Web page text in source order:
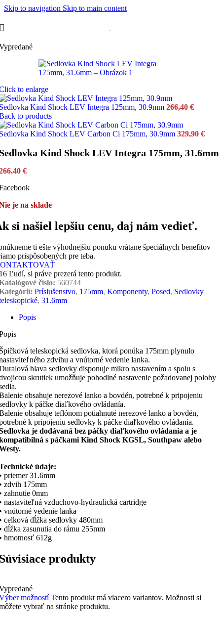
Skip to navigation Skip to main content
to enlarge
Kind Shock LEV Integra 125mm, 30.9mm 266,40 €
to products
Kind Shock LEV Carbon Ci 175mm, 30.9mm 329,90 €
Kind Shock LEV Integra 175mm, 31.6mm
€
je na sklade
si našiel lepšiu cenu, daj nám vedieť.
ti ešte výhodnejšiu ponuku vrátane špeciálnych benefitov
prispôsobených pre teba.
Ľudí, si práve prezerá tento produkt.
číslo: 560744
Príslušenstvo, 175mm, Komponenty, Posed, Sedlovky
, 31.6mm
Popis
teleskopická sedlovka, ktorá ponúka 175mm plynulo
zdvihu a vnútorné vedenie lanka.
hlava sedlovky disponuje mikro nastavením a spolu s
skrutiek umožňuje pohodlné nastavenie požadovanej polohy
obsahuje nerezové lanko a bovdén, potrebné k pripojeniu
k páčke diaľkového ovládanía.
obsahuje teflónom potiahnuté nerezové lanko a bovdén,
k pripojeniu sedlovky k páčke diaľkového ovládanía.
je dodávaná bez páčky diaľkového ovládania a je
s páčkami Kind Shock KGSL, Southpaw alebo
údaje:
priemer 31.6mm
zdvih 175mm
zahnutie 0mm
nastaviteľná vzduchovo-hydraulická cartridge
vnútorné vedenie lanka
celková dĺžka sedlovky 480mm
dĺžka zasunutia do rámu 255mm
hmotnosť 612g
produkty
možností Tento produkt má viacero variantov. Možnosti si
vybrať na stránke produktu.